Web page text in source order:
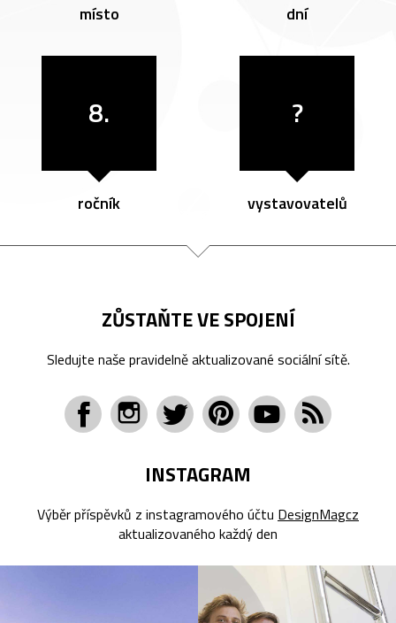
místo dní
8.
ročník
?
vystavovatelů
ZŮSTAŇTE VE SPOJENÍ
Sledujte naše pravidelně aktualizované sociální sítě.
INSTAGRAM
Výběr příspěvků z instagramového účtu DesignMagcz
aktualizovaného každý den